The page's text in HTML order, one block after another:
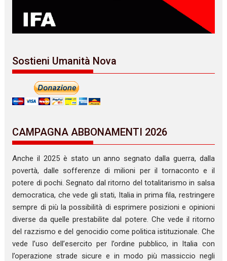
Sostieni Umanità Nova
CAMPAGNA ABBONAMENTI 2026
Anche il 2025 è stato un anno segnato dalla guerra, dalla
povertà, dalle sofferenze di milioni per il tornaconto e il
potere di pochi. Segnato dal ritorno del totalitarismo in salsa
democratica, che vede gli stati, Italia in prima fila, restringere
sempre di più la possibilità di esprimere posizioni e opinioni
diverse da quelle prestabilite dal potere. Che vede il ritorno
del razzismo e del genocidio come politica istituzionale. Che
vede l’uso dell’esercito per l’ordine pubblico, in Italia con
l’operazione strade sicure e in modo più massiccio negli